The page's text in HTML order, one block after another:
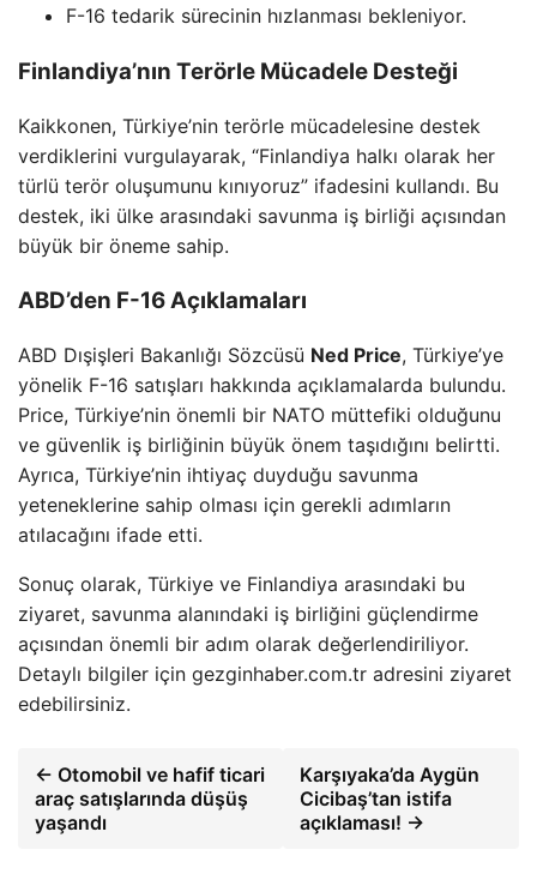
F-16 tedarik sürecinin hızlanması bekleniyor.
Finlandiya’nın Terörle Mücadele Desteği
Kaikkonen, Türkiye’nin terörle mücadelesine destek
verdiklerini vurgulayarak, “Finlandiya halkı olarak her
türlü terör oluşumunu kınıyoruz” ifadesini kullandı. Bu
destek, iki ülke arasındaki savunma iş birliği açısından
büyük bir öneme sahip.
ABD’den F-16 Açıklamaları
ABD Dışişleri Bakanlığı Sözcüsü Ned Price, Türkiye’ye
yönelik F-16 satışları hakkında açıklamalarda bulundu.
Price, Türkiye’nin önemli bir NATO müttefiki olduğunu
ve güvenlik iş birliğinin büyük önem taşıdığını belirtti.
Ayrıca, Türkiye’nin ihtiyaç duyduğu savunma
yeteneklerine sahip olması için gerekli adımların
atılacağını ifade etti.
Sonuç olarak, Türkiye ve Finlandiya arasındaki bu
ziyaret, savunma alanındaki iş birliğini güçlendirme
açısından önemli bir adım olarak değerlendiriliyor.
Detaylı bilgiler için gezginhaber.com.tr adresini ziyaret
edebilirsiniz.
← Otomobil ve hafif ticari
araç satışlarında düşüş
yaşandı
Karşıyaka’da Aygün
Cicibaş’tan istifa
açıklaması! →